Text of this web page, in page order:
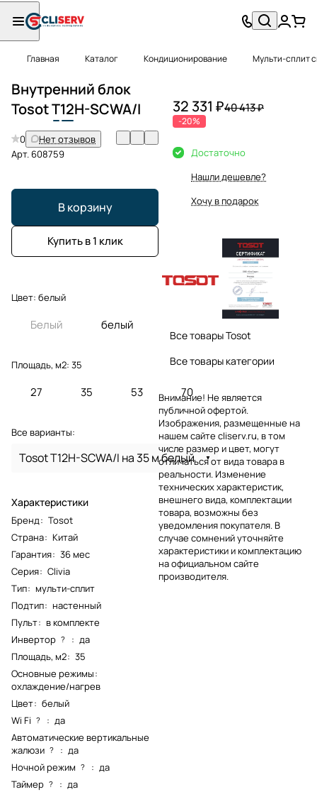
Главная Каталог Кондиционирование Мульти-сплит
Внутренний блок
TosotT12H-SCWA/I
0
Нет отзывов
Арт.608759
В корзину
Купить в 1 клик
Цвет: белый
Белый белый
Площадь, м2: 35
27 35 53 70
Все варианты:
Tosot T12H-SCWA/I на 35 м белый
Характеристики
Бренд: Tosot
Страна: Китай
Гарантия: 36 мес
Серия: Clivia
Тип: мульти-сплит
Подтип: настенный
Пульт: в комплекте
Инвертор ? : да
Площадь, м2: 35
Основные режимы:
охлаждение/нагрев
Цвет: белый
Wi Fi ? : да
Автоматические вертикальные
жалюзи ? : да
Ночной режим ? : да
Таймер ? : да
32 331 ₽40 413 ₽
-20%
Достаточно
Нашли дешевле?
Хочу в подарок
Все товары Tosot
Все товары категории
Внимание! Не является
публичной офертой.
Изображения, размещенные на
нашем сайте cliserv.ru, в том
числе размер и цвет, могут
отличаться от вида товара в
реальности. Изменение
технических характеристик,
внешнего вида, комплектации
товара, возможны без
уведомления покупателя. В
случае сомнений уточняйте
характеристики и комплектацию
на официальном сайте
производителя.